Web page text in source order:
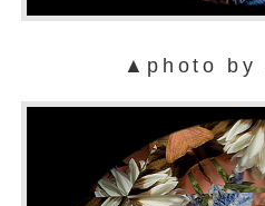
▲photo by